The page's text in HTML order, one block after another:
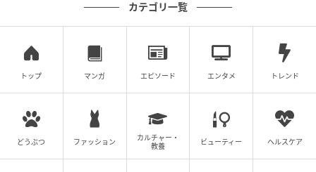
カテゴリ一覧
トップ マンガ エピソード エンタメ トレンド
どうぶつ ファッション
カルチャー・
教養
ビューティー ヘルスケア